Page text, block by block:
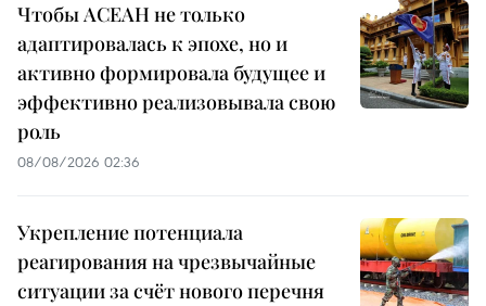
Чтобы АСЕАН не только
адаптировалась к эпохе, но и
активно формировала будущее и
эффективно реализовывала свою
роль
08/08/2026 02:36
Укрепление потенциала
реагирования на чрезвычайные
ситуации за счёт нового перечня